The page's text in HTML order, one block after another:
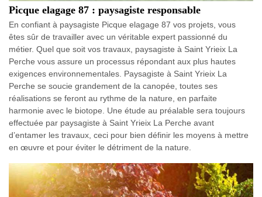
Picque elagage 87 : paysagiste responsable
En confiant à paysagiste Picque elagage 87 vos projets, vous
êtes sûr de travailler avec un véritable expert passionné du
métier. Quel que soit vos travaux, paysagiste à Saint Yrieix La
Perche vous assure un processus répondant aux plus hautes
exigences environnementales. Paysagiste à Saint Yrieix La
Perche se soucie grandement de la canopée, toutes ses
réalisations se feront au rythme de la nature, en parfaite
harmonie avec le biotope. Une étude au préalable sera toujours
effectuée par paysagiste à Saint Yrieix La Perche avant
d’entamer les travaux, ceci pour bien définir les moyens à mettre
en œuvre et pour éviter le détriment de la nature.